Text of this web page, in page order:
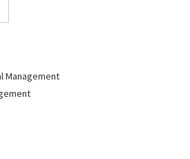
Management